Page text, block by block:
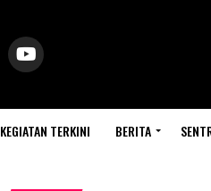
KEGIATAN TERKINI BERITA